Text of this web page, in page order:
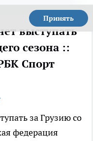
Принять
выступать
сезона ::
Спорт
за Грузию со
федерация